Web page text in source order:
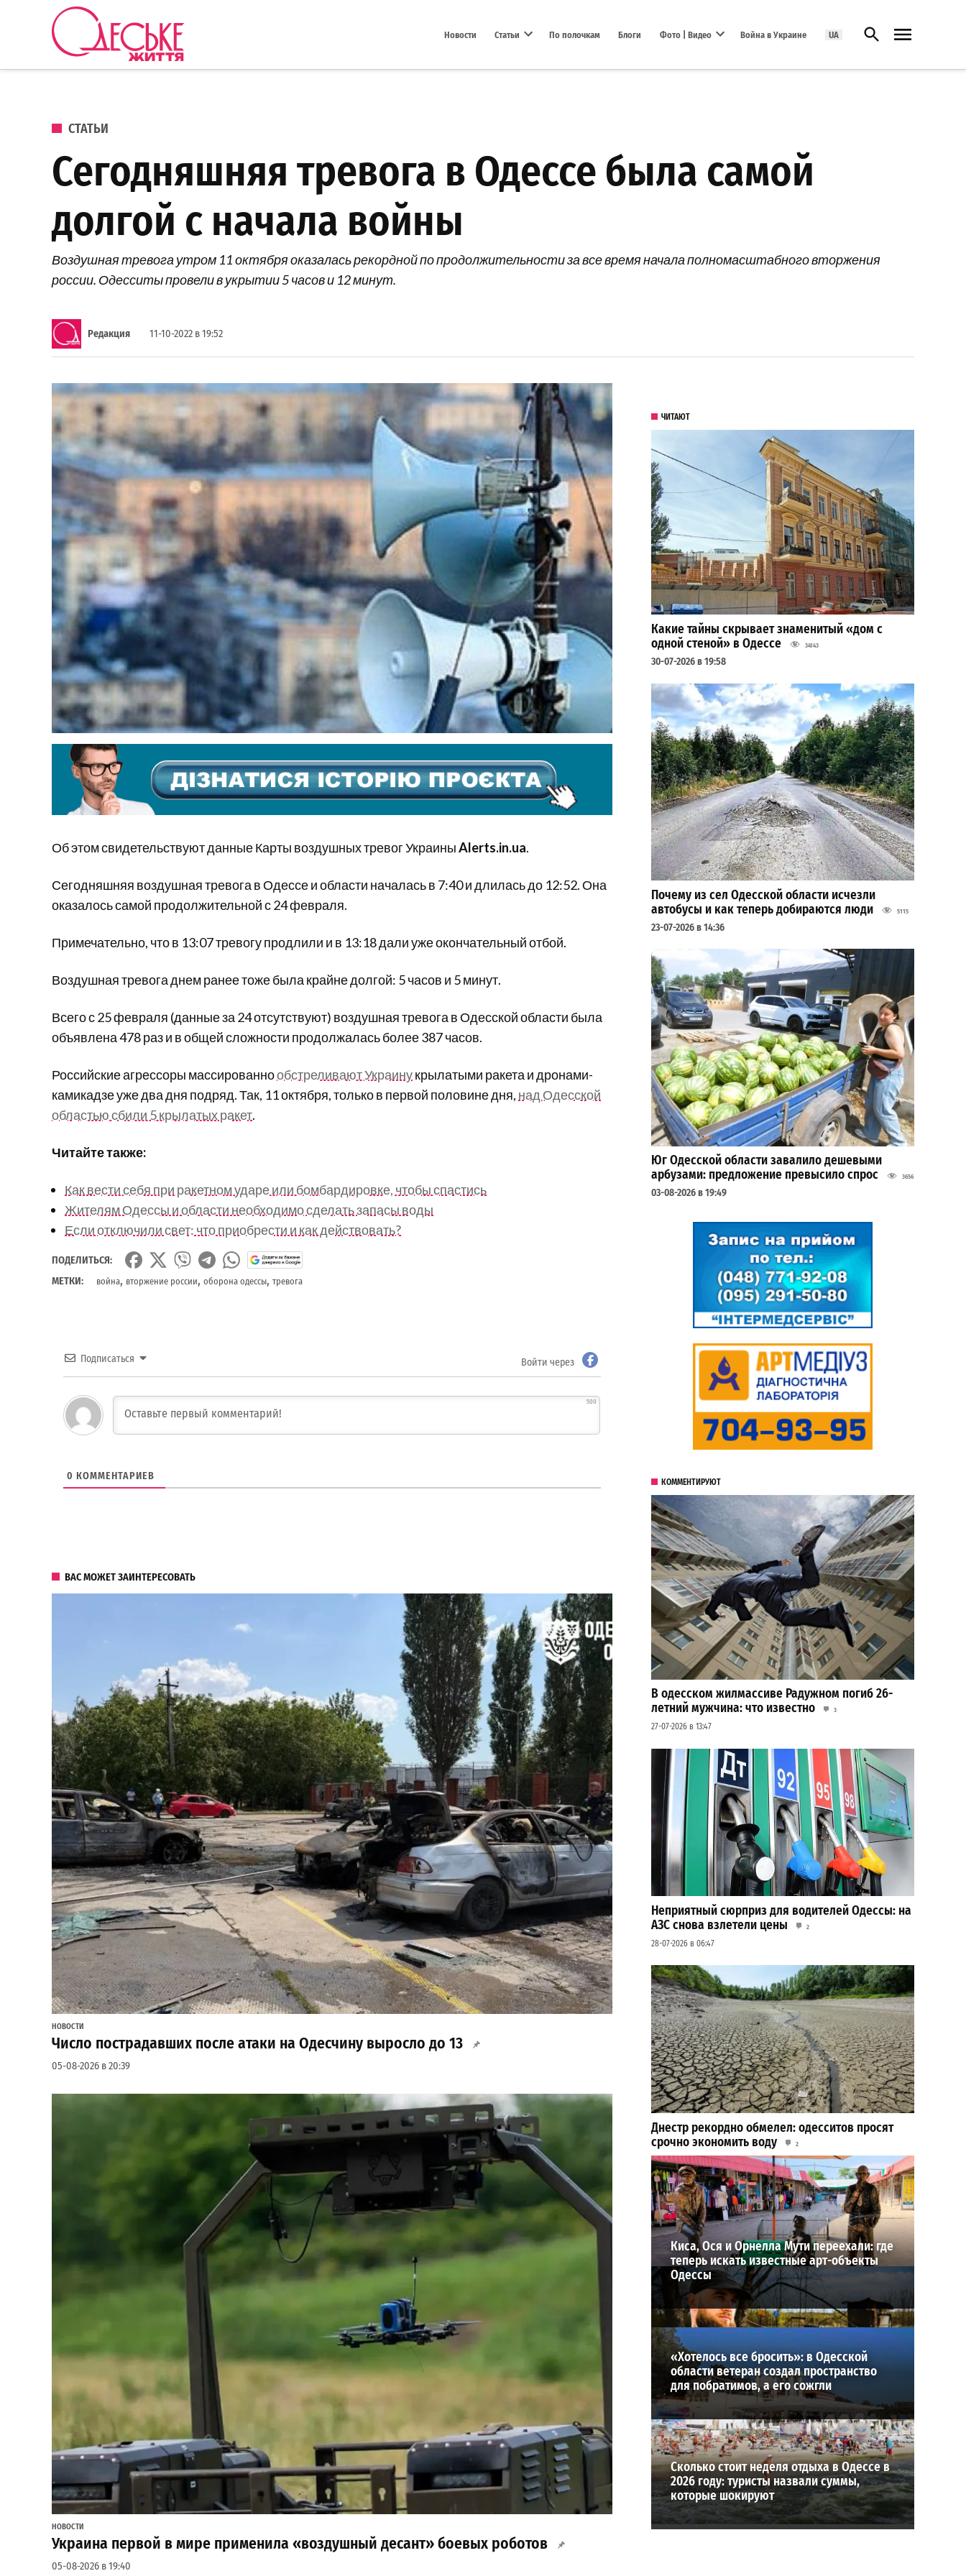
Перейти к содержанию
Новости Статьи По полочкам Блоги Фото | Видео Война в Украине UA Открыть поиск
ОПУБЛИКОВАНО В
СТАТЬИ
Сегодняшняя тревога в Одессе была самой
долгой с начала войны
Воздушная тревога утром 11 октября оказалась рекордной по продолжительности за все время начала полномасштабного вторжения
россии. Одесситы провели в укрытии 5 часов и 12 минут.
Редакция 11-10-2022 в 19:52
Об этом свидетельствуют данные Карты воздушных тревог УкраиныAlerts.in.ua.
Сегодняшняя воздушная тревога в Одессе и области началась в 7:40 и длилась до 12:52. Она
оказалось самой продолжительной с 24 февраля.
Примечательно, что в 13:07 тревогу продлили и в 13:18 дали уже окончательный отбой.
Воздушная тревога днем ранее тоже была крайне долгой: 5 часов и 5 минут.
Всего с 25 февраля (данные за 24 отсутствуют) воздушная тревога в Одесской области была
объявлена 478 раз и в общей сложности продолжалась более 387 часов.
Российские агрессоры массированнообстреливают Украинукрылатыми ракета и дронами-
камикадзе уже два дня подряд. Так, 11 октября, только в первой половине дня, над Одесской
областью сбили 5 крылатых ракет.
Читайте также:
Как вести себя при ракетном ударе или бомбардировке, чтобы спастись
Жителям Одессы и области необходимо сделать запасы воды
Если отключили свет: что приобрести и как действовать?
ПОДЕЛИТЬСЯ:
МЕТКИ:
война, вторжение россии, оборона одессы, тревога
Подписаться Войти через
500
0 КОММЕНТАРИЕВ
ВАС МОЖЕТ ЗАИНТЕРЕСОВАТЬ
НОВОСТИ
Число пострадавших после атаки на Одесчину выросло до 13
05-08-2026 в 20:39
НОВОСТИ
Украина первой в мире применила «воздушный десант» боевых роботов
05-08-2026 в 19:40
ЧИТАЮТ
Какие тайны скрывает знаменитый «дом с
одной стеной» в Одессе
34143
30-07-2026 в 19:58
Почему из сел Одесской области исчезли
автобусы и как теперь добираются люди
5115
23-07-2026 в 14:36
Юг Одесской области завалило дешевыми
арбузами: предложение превысило спрос
3656
03-08-2026 в 19:49
КОММЕНТИРУЮТ
В одесском жилмассиве Радужном погиб 26-
летний мужчина: что известно
3
27-07-2026 в 13:47
Неприятный сюрприз для водителей Одессы: на
АЗС снова взлетели цены
2
28-07-2026 в 06:47
Днестр рекордно обмелел: одесситов просят
срочно экономить воду
2
29-07-2026 в 19:28
ВИБОР РЕДАКЦИИ
Киса, Ося и Орнелла Мути переехали: где
теперь искать известные арт-объекты
Одессы
«Хотелось все бросить»: в Одесской
области ветеран создал пространство
для побратимов, а его сожгли
Сколько стоит неделя отдыха в Одессе в
2026 году: туристы назвали суммы,
которые шокируют